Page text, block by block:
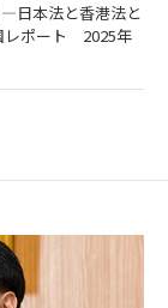
―日本法と香港法と
レポート 2025年